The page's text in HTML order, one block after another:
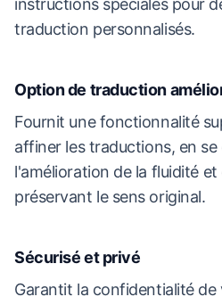
instructions spéciales pour
traduction personnalisés.
Option de traduction
Fournit une fonctionnalité
affiner les traductions, en
l'amélioration de la fluidité
préservant le sens original.
Sécurisé et privé
Garantit la confidentialité